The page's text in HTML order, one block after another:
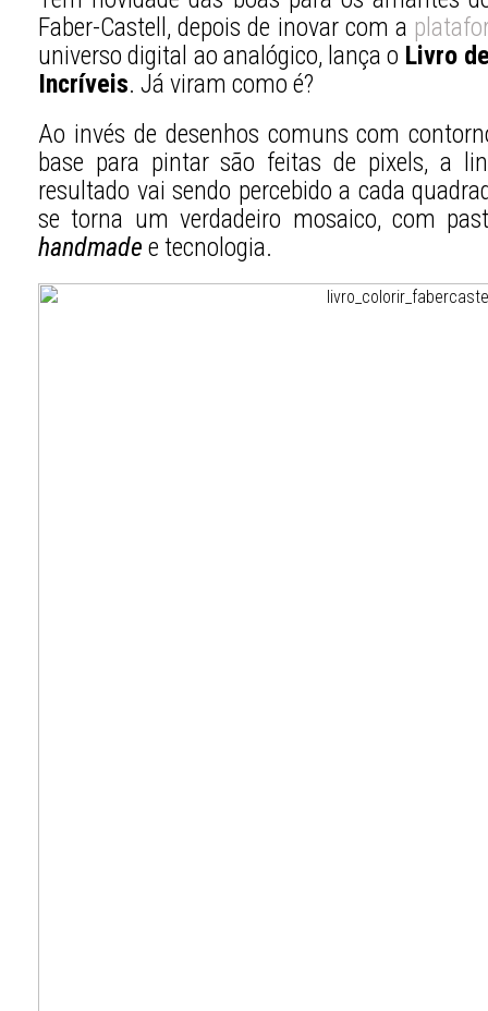
Faber-Castell, depois de inovar com a
universo digital ao analógico, lança o Livro
Incríveis. Já viram como é?
Ao invés de desenhos comuns com
base para pintar são feitas de pixels, a
resultado vai sendo percebido a cada
se torna um verdadeiro mosaico, com
handmade e tecnologia.